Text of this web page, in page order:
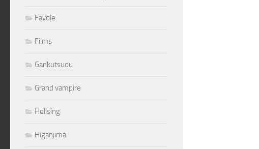
Favole
Films
Gankutsuou
Grand vampire
Hellsing
Higanjima